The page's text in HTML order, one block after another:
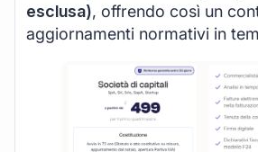
esclusa), offrendo così un
aggiornamenti normativi in